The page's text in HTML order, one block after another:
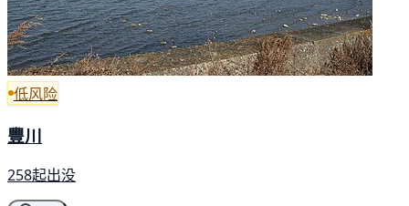
低风险
豐川
258起出没